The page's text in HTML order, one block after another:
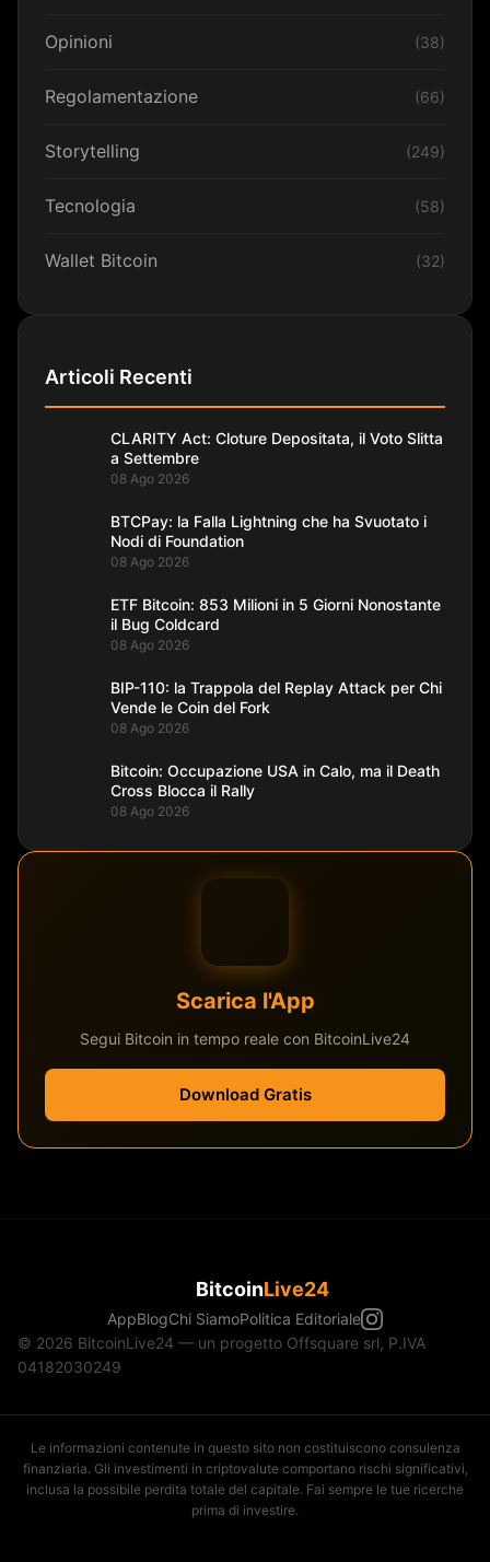
Opinioni (38)
Regolamentazione (66)
Storytelling (249)
Tecnologia (58)
Wallet Bitcoin (32)
Articoli Recenti
CLARITY Act: Cloture Depositata, il Voto Slitta
a Settembre
08 Ago 2026
BTCPay: la Falla Lightning che ha Svuotato i
Nodi di Foundation
08 Ago 2026
ETF Bitcoin: 853 Milioni in 5 Giorni Nonostante
il Bug Coldcard
08 Ago 2026
BIP-110: la Trappola del Replay Attack per Chi
Vende le Coin del Fork
08 Ago 2026
Bitcoin: Occupazione USA in Calo, ma il Death
Cross Blocca il Rally
08 Ago 2026
Scarica l'App
Segui Bitcoin in tempo reale con BitcoinLive24
Download Gratis
BitcoinLive24
AppBlogChi SiamoPolitica Editoriale
© 2026 BitcoinLive24 — un progetto Offsquare srl, P.IVA
04182030249
Le informazioni contenute in questo sito non costituiscono consulenza
finanziaria. Gli investimenti in criptovalute comportano rischi significativi,
inclusa la possibile perdita totale del capitale. Fai sempre le tue ricerche
prima di investire.